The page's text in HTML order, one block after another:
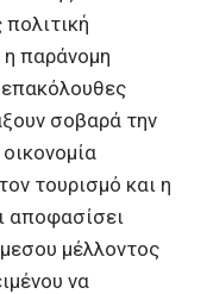
η παράνομη
σοβαρά την
τουρισμό και η
αποφασίσει
μέλλοντος
να